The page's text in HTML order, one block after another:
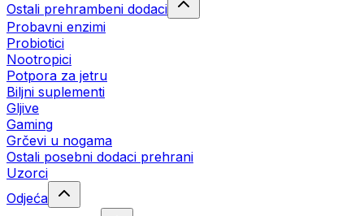
Ostali prehrambeni dodaci
Probavni enzimi
Probiotici
Nootropici
Potpora za jetru
Biljni suplementi
Gljive
Gaming
Grčevi u nogama
Ostali posebni dodaci prehrani
Uzorci
Odjeća